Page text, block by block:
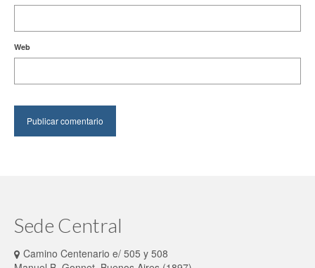
Web
Sede Central
Camino Centenario e/ 505 y 508